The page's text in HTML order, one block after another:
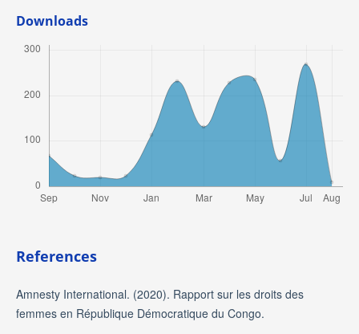
Downloads
References
Amnesty International. (2020). Rapport sur les droits des
femmes en République Démocratique du Congo.